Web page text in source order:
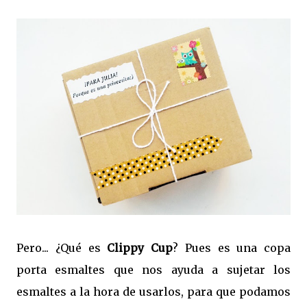
Pero... ¿Qué es Clippy Cup? Pues es una copa
porta esmaltes que nos ayuda a sujetar los
esmaltes a la hora de usarlos, para que podamos